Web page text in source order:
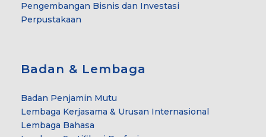
Pengembangan Bisnis dan Investasi
Perpustakaan
Badan & Lembaga
Badan Penjamin Mutu
Lembaga Kerjasama & Urusan Internasional
Lembaga Bahasa